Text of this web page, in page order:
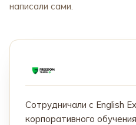
написали сами.
Сотрудничали с English
корпоративного